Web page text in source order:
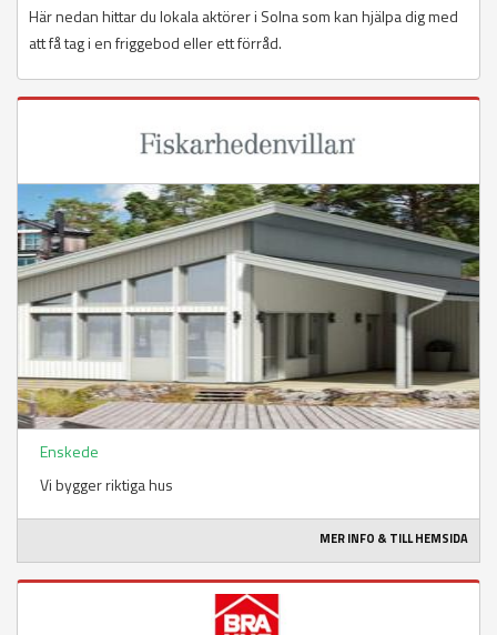
Här nedan hittar du lokala aktörer i Solna som kan hjälpa dig med
att få tag i en friggebod eller ett förråd.
Enskede
Vi bygger riktiga hus
MER INFO & TILL HEMSIDA